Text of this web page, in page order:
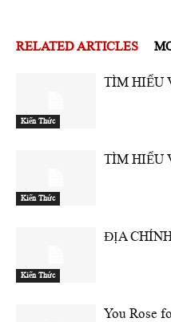
RELATED ARTICLES
Kiến Thức
TÌM HIỂU
Kiến Thức
TÌM HIỂU
Kiến Thức
ĐỊA
You Rose